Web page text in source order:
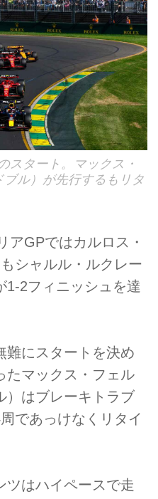
スタート。マックス・
ル）が先行するもリタ
アGPではカルロス・
シャルル・ルクレー
1-2フィニッシュを達
難にスタートを決め
たマックス・フェル
）はブレーキトラブ
であっけなくリタイ
ツはハイペースで走